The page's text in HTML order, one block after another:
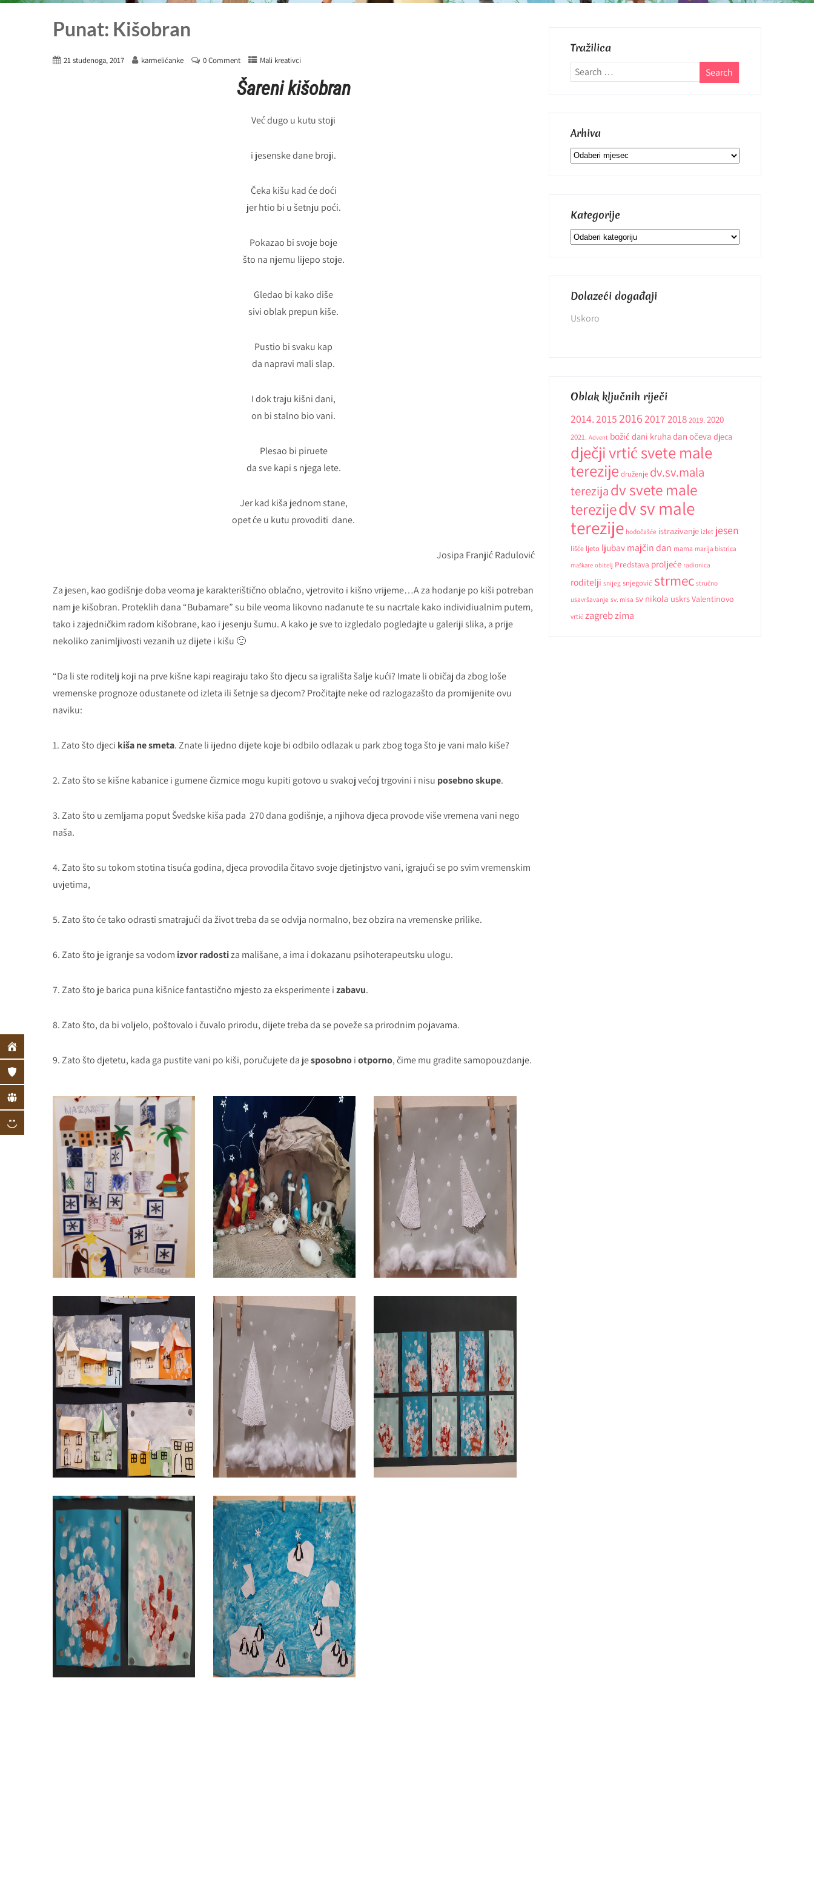
Punat: Kišobran
21 studenoga, 2017 karmelićanke 0 Comment Mali kreativci
Šareni kišobran
Već dugo u kutu stoji
i jesenske dane broji.
Čeka kišu kad će doći
jer htio bi u šetnju poći.
Pokazao bi svoje boje
što na njemu lijepo stoje.
Gledao bi kako diše
sivi oblak prepun kiše.
Pustio bi svaku kap
da napravi mali slap.
I dok traju kišni dani,
on bi stalno bio vani.
Plesao bi piruete
da sve kapi s njega lete.
Jer kad kiša jednom stane,
opet će u kutu provoditi dane.
Josipa Franjić Radulović
Za jesen, kao godišnje doba veoma je karakterištično oblačno, vjetrovito i kišno vrijeme…A za hodanje po kiši potreban
nam je kišobran. Proteklih dana “Bubamare” su bile veoma likovno nadanute te su nacrtale kako individiualnim putem,
tako i zajedničkim radom kišobrane, kao i jesenju šumu. A kako je sve to izgledalo pogledajte u galeriji slika, a prije
nekoliko zanimljivosti vezanih uz dijete i kišu 🙂
“Da li ste roditelj koji na prve kišne kapi reagiraju tako što djecu sa igrališta šalje kući? Imate li običaj da zbog loše
vremenske prognoze odustanete od izleta ili šetnje sa djecom? Pročitajte neke od razlogazašto da promijenite ovu
naviku:
1. Zato što djeci kiša ne smeta. Znate li ijedno dijete koje bi odbilo odlazak u park zbog toga što je vani malo kiše?
2. Zato što se kišne kabanice i gumene čizmice mogu kupiti gotovo u svakoj većoj trgovini i nisu posebno skupe.
3. Zato što u zemljama poput Švedske kiša pada 270 dana godišnje, a njihova djeca provode više vremena vani nego
naša.
4. Zato što su tokom stotina tisuća godina, djeca provodila čitavo svoje djetinjstvo vani, igrajući se po svim vremenskim
uvjetima,
5. Zato što će tako odrasti smatrajući da život treba da se odvija normalno, bez obzira na vremenske prilike.
6. Zato što je igranje sa vodom izvor radostiza mališane, a ima i dokazanu psihoterapeutsku ulogu.
7. Zato što je barica puna kišnice fantastično mjesto za eksperimente izabavu.
8. Zato što, da bi voljelo, poštovalo i čuvalo prirodu, dijete treba da se poveže sa prirodnim pojavama.
9. Zato što djetetu, kada ga pustite vani po kiši, poručujete da jesposobnoiotporno, čime mu gradite samopouzdanje.
Tražilica
Arhiva
Arhiva
Kategorije
Kategorije
Dolazeći događaji
Uskoro
Oblak ključnih riječi
2014.20152016201720182019.2020
2021. Advent božić dani kruhadan očeva djeca
dječji vrtić svete male
terezijedruženje dv.sv.mala
terezijadv svete male
terezijedv sv male
terezije hodočašće istrazivanje izlet jesen
lišće ljeto ljubav majčin dan mama marija bistrica
maškare obitelj Predstava proljeće radionica
roditelji snijeg snjegović strmec stručno
usavršavanje sv. misa sv nikola uskrsValentinovo
vrtić zagrebzima